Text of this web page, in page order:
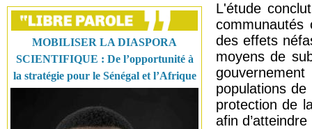
MOBILISER LA DIASPORA
SCIENTIFIQUE : De l’opportunité à
la stratégie pour le Sénégal et l’Afrique
L'étude
des effets
moyens de
populations
protection de
afin